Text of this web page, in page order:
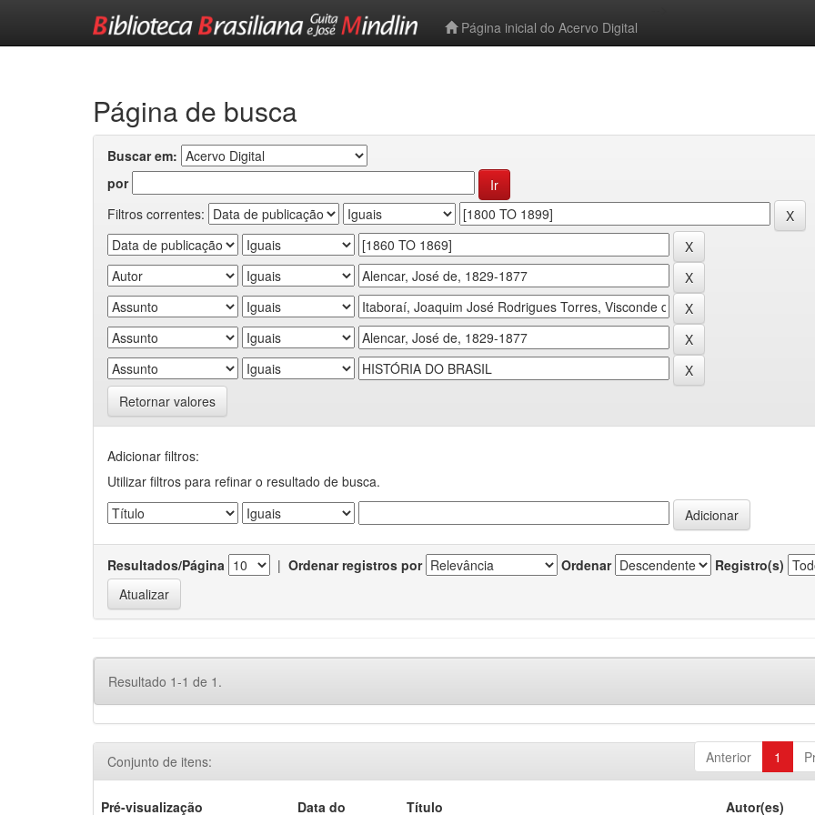
Página inicial do Acervo Digital
Página de busca
Buscar em:
por
Filtros correntes:
Retornar valores
Adicionar filtros:
Utilizar filtros para refinar o resultado de busca.
Resultados/Página | Ordenar registros por Ordenar Registro(s)
Resultado 1-1 de 1.
Anterior 1
Conjunto de itens:
Pré-visualização Data do Título Autor(es)